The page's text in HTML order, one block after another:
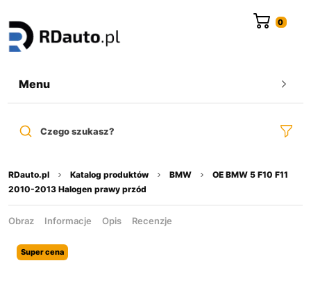
Menu
Czego szukasz?
RDauto.pl Katalog produktów BMW
OE BMW 5 F10 F11
2010-2013 Halogen prawy przód
Obraz Informacje Opis Recenzje
Super cena